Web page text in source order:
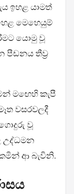
ඉහළ යාමත්
මෙහෙයුම්
යොමු වූ
පීඩනය තීව්‍ර
මඟෙහි කැපී
වසරවලදී
වූ
උද්ධමන
ආ බැවිනි.